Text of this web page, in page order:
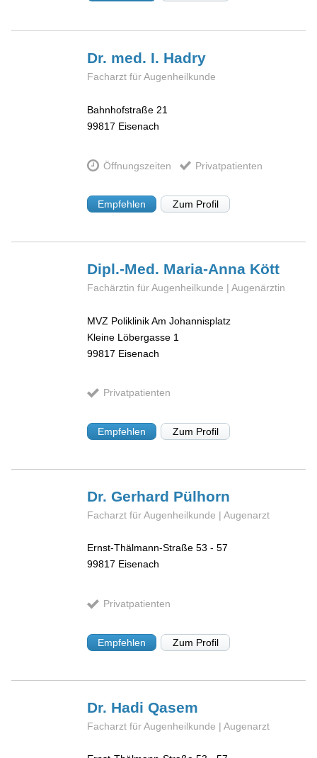
Dr. med. I. Hadry
Facharzt für Augenheilkunde
Bahnhofstraße 21
99817 Eisenach
Öffnungszeiten Privatpatienten
Empfehlen Zum Profil
Dipl.-Med. Maria-Anna Kött
Fachärztin für Augenheilkunde | Augenärztin
MVZ Poliklinik Am Johannisplatz
Kleine Löbergasse 1
99817 Eisenach
Privatpatienten
Empfehlen Zum Profil
Dr. Gerhard Pülhorn
Facharzt für Augenheilkunde | Augenarzt
Ernst-Thälmann-Straße 53 - 57
99817 Eisenach
Privatpatienten
Empfehlen Zum Profil
Dr. Hadi Qasem
Facharzt für Augenheilkunde | Augenarzt